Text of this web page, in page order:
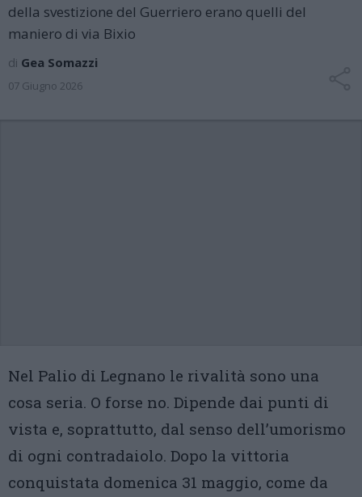
della svestizione del Guerriero erano quelli del
maniero di via Bixio
di Gea Somazzi
07 Giugno 2026
Nel Palio di Legnano le rivalità sono una
cosa seria. O forse no. Dipende dai punti di
vista e, soprattutto, dal senso dell’umorismo
di ogni contradaiolo. Dopo la vittoria
conquistata domenica 31 maggio, come da